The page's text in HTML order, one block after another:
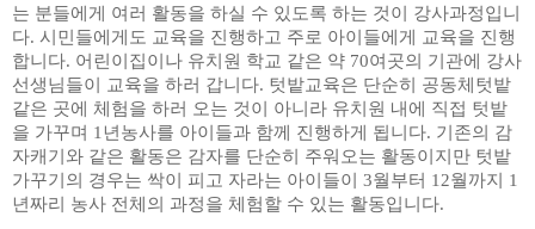
는 분들에게 여러 활동을 하실 수 있도록 하는 것이 강사과정입니
다. 시민들에게도 교육을 진행하고 주로 아이들에게 교육을 진행
합니다. 어린이집이나 유치원 학교 같은 약 70여곳의 기관에 강사
선생님들이 교육을 하러 갑니다. 텃밭교육은 단순히 공동체텃밭
같은 곳에 체험을 하러 오는 것이 아니라 유치원 내에 직접 텃밭
을 가꾸며 1 년농사를 아이들과 함께 진행하게 됩니다. 기존의 감
자캐기와 같은 활동은 감자를 단순히 주워오는 활동이지만 텃밭
가꾸기의 경우는 싹이 피고 자라는 아이들이 3월부터 12월까지 1
년짜리 농사 전체의 과정을 체험할 수 있는 활동입니다.